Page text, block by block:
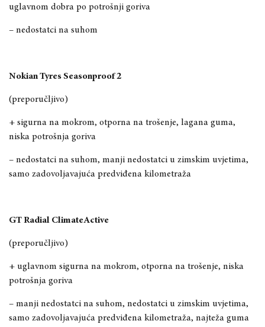
uglavnom dobra po potrošnji goriva
– nedostatci na suhom
Nokian Tyres Seasonproof 2
(preporučljivo)
+ sigurna na mokrom, otporna na trošenje, lagana guma,
niska potrošnja goriva
– nedostatci na suhom, manji nedostatci u zimskim uvjetima,
samo zadovoljavajuća predviđena kilometraža
GT Radial ClimateActive
(preporučljivo)
+ uglavnom sigurna na mokrom, otporna na trošenje, niska
potrošnja goriva
– manji nedostatci na suhom, nedostatci u zimskim uvjetima,
samo zadovoljavajuća predviđena kilometraža, najteža guma